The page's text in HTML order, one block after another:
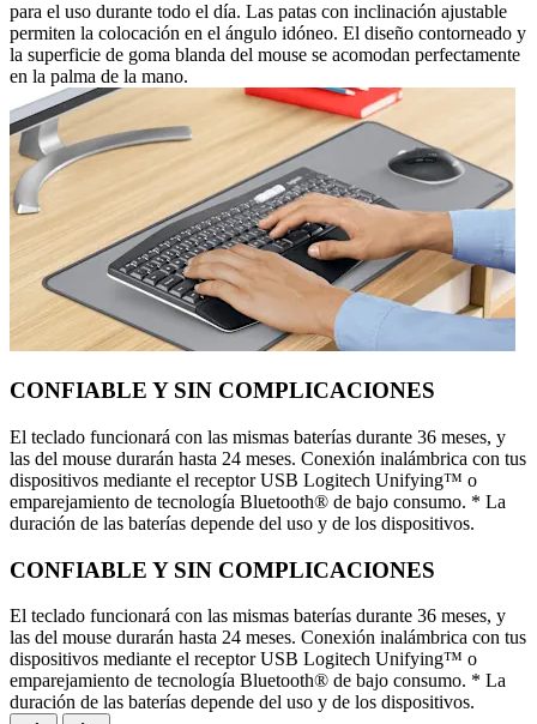
para el uso durante todo el día. Las patas con inclinación ajustable
permiten la colocación en el ángulo idóneo. El diseño contorneado y
la superficie de goma blanda del mouse se acomodan perfectamente
en la palma de la mano.
CONFIABLE Y SIN COMPLICACIONES
El teclado funcionará con las mismas baterías durante 36 meses, y
las del mouse durarán hasta 24 meses. Conexión inalámbrica con tus
dispositivos mediante el receptor USB Logitech Unifying™ o
emparejamiento de tecnología Bluetooth® de bajo consumo. * La
duración de las baterías depende del uso y de los dispositivos.
CONFIABLE Y SIN COMPLICACIONES
El teclado funcionará con las mismas baterías durante 36 meses, y
las del mouse durarán hasta 24 meses. Conexión inalámbrica con tus
dispositivos mediante el receptor USB Logitech Unifying™ o
emparejamiento de tecnología Bluetooth® de bajo consumo. * La
duración de las baterías depende del uso y de los dispositivos.